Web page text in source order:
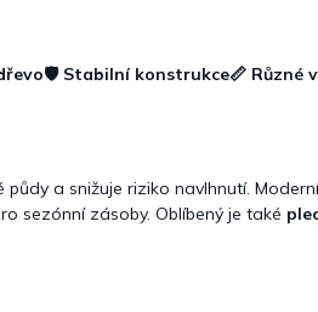
🛡️ Stabilní konstrukce📏 Různé
a snižuje riziko navlhnutí.
sezónní zásoby. Oblíbený je také